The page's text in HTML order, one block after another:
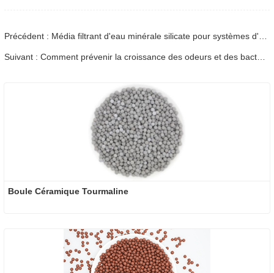
Boule Céramique Tourmaline